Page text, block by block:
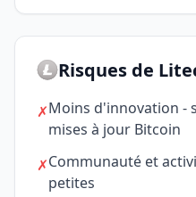
Risques de
✗Moins d'innovation -
mises à jour Bitcoin
✗Communauté et
petites